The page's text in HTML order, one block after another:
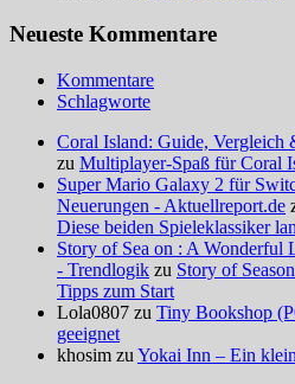
Neueste Kommentare
Kommentare
Schlagworte
Coral Island: Guide,
zu Multiplayer-Spaß für Coral
Super Mario Galaxy 2 für
Neuerungen - Aktuellreport.de
Diese beiden Spieleklassiker
Story of Sea on : A Wonderful
- Trendlogik zu Story of
Tipps zum Start
Lola0807 zu Tiny Bookshop
geeignet
khosim zu Yokai Inn – Ein